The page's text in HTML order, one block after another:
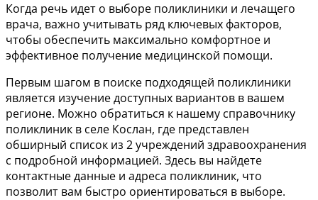
Когда речь идет о выборе поликлиники и лечащего
врача, важно учитывать ряд ключевых факторов,
чтобы обеспечить максимально комфортное и
эффективное получение медицинской помощи.
Первым шагом в поиске подходящей поликлиники
является изучение доступных вариантов в вашем
регионе. Можно обратиться к нашему справочнику
поликлиник в селе Кослан, где представлен
обширный список из 2 учреждений здравоохранения
с подробной информацией. Здесь вы найдете
контактные данные и адреса поликлиник, что
позволит вам быстро ориентироваться в выборе.